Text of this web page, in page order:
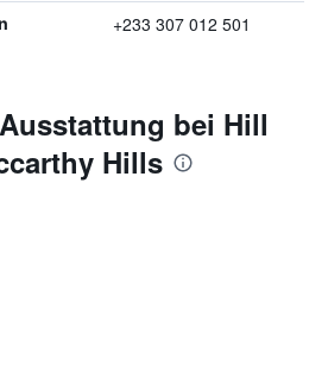
+233 307 012 501
bei Hill
Hills